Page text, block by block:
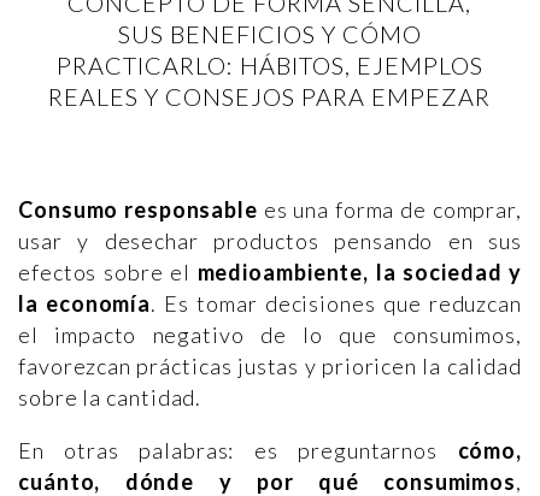
SUS BENEFICIOS Y CÓMO
PRACTICARLO: HÁBITOS, EJEMPLOS
REALES Y CONSEJOS PARA EMPEZAR
Consumo responsable es una forma de comprar,
usar y desechar productos pensando en sus
efectos sobre el medioambiente, la sociedad y
la economía. Es tomar decisiones que reduzcan
el impacto negativo de lo que consumimos,
favorezcan prácticas justas y prioricen la calidad
sobre la cantidad.
En otras palabras: es preguntarnos cómo,
cuánto, dónde y por qué consumimos,